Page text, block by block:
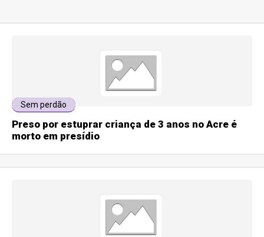
Sem perdão
Preso por estuprar criança de 3 anos no Acre é
morto em presídio